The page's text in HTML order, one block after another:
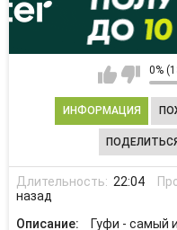
0%
ИНФОРМАЦИЯ
Длительность: 22:04
назад
Описание:
Гуфи - самый